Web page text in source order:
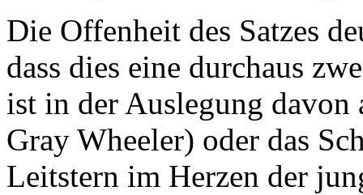
Die Offenheit des Satzes
dass dies eine durchaus
ist in der Auslegung davon
Gray Wheeler) oder das
Leitstern im Herzen der